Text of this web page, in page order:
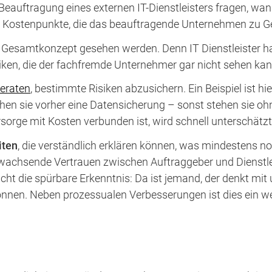
eines externen IT-Dienstleisters fragen,
die das beauftragende Unternehmen zu
gesehen werden. Denn IT Dienstleister
die der fachfremde Unternehmer gar nicht sehen
, bestimmte Risiken abzusichern. Ein Beispiel ist
sie vorher eine Datensicherung – sonst stehen sie
mit Kosten verbunden ist, wird schnell
, die verständlich erklären können, was mindestens
Vertrauen zwischen Auftraggeber und
die spürbare Erkenntnis: Da ist jemand, der denkt
Neben prozessualen Verbesserungen ist dies ein